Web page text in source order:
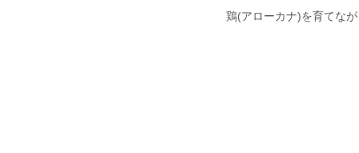
鶏(アローカナ)を育てな